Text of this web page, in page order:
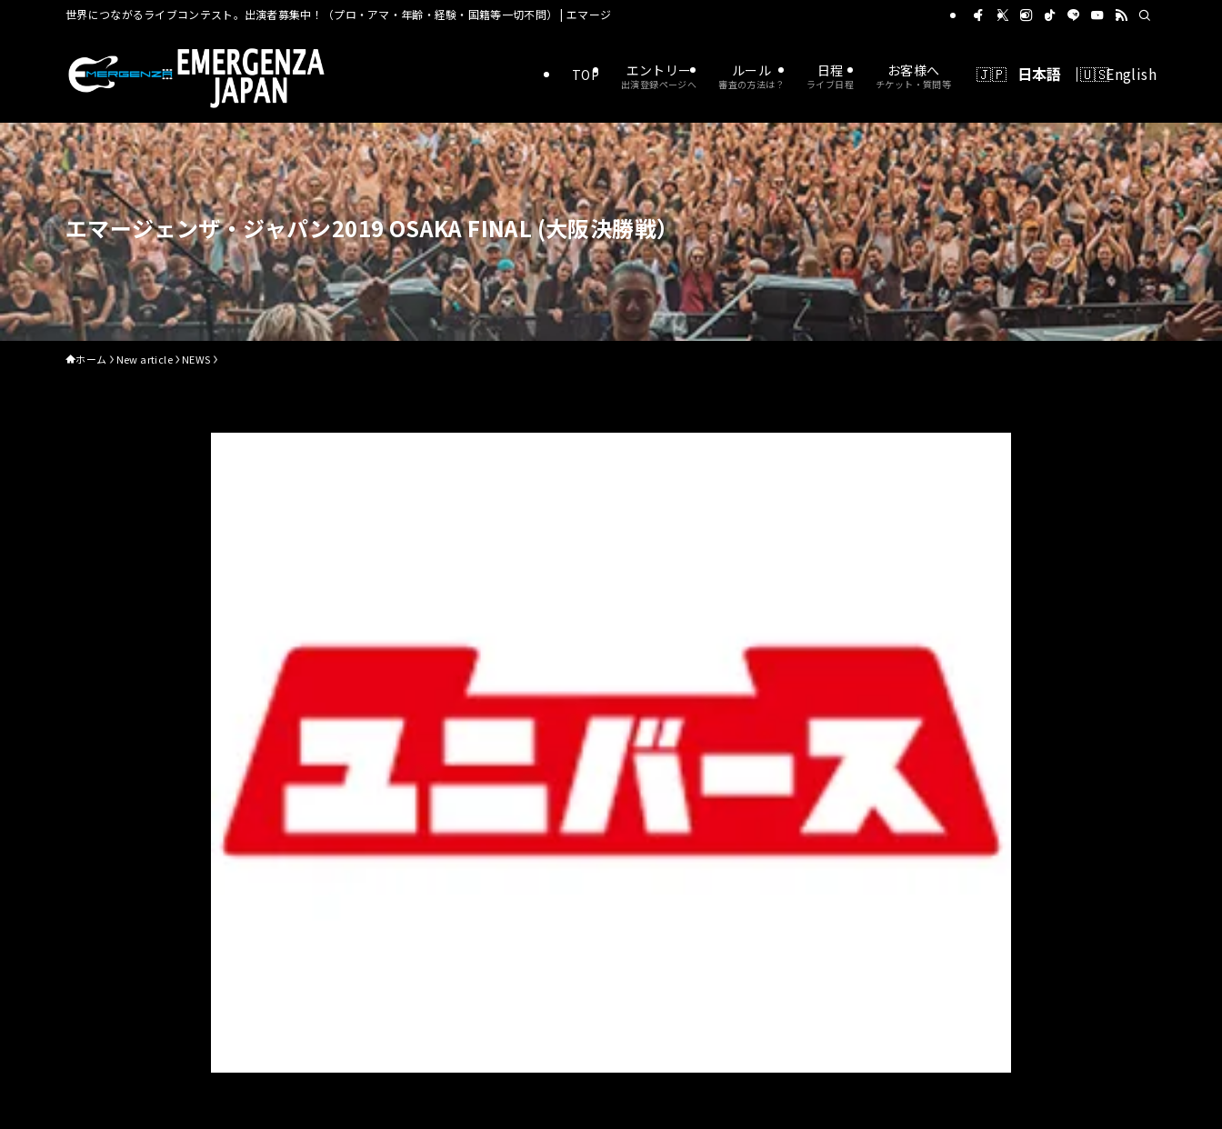
世界につながるライブコンテスト。出演者募集中！（プロ・アマ・年齢・経験・国籍等一切不問） | エマージェンザ 優勝でドイツの大型野外フェスに出れるバンドコンテスト
TOP エントリー
出演登録ページへ
ルール
審査の方法は？
日程
ライブ日程
お客様へ
チケット・質問等 English
日本語
エマージェンザ・ジャパン2019 OSAKA FINAL (大阪決勝戦）
ホーム New article NEWS